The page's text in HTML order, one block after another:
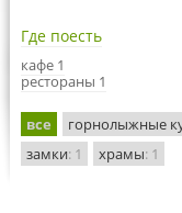
Где поесть
кафе 1
рестораны 1
все горнолыжные
замки: 1 храмы: 1